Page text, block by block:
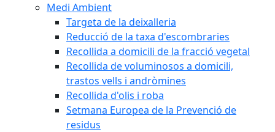
Medi Ambient
Targeta de la deixalleria
Reducció de la taxa d'escombraries
Recollida a domicili de la fracció vegetal
Recollida de voluminosos a domicili,
trastos vells i andròmines
Recollida d'olis i roba
Setmana Europea de la Prevenció de
residus